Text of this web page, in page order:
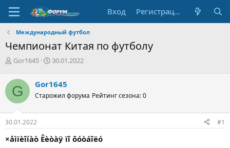
Вход Регистрация
Международный футбол
Чемпионат Китая по футболу
А
т
о
р
т
е
м
ы
Gor1645
Д
а
н
ч
л
а
30.01.2022
G Gor1645
Старожил форума Рейтинг сезона: 0
30.01.2022 #1
×åìïèîíàò Êèòàÿ ïî ôóòáîëó